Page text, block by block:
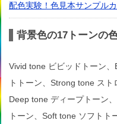
配色実験！色見本サンプル
背景色の17トーンの
Vivid tone ビビッドトーン
トトーン、Strong tone スト
Deep tone ディープトーン
トーン、Soft tone ソフトト